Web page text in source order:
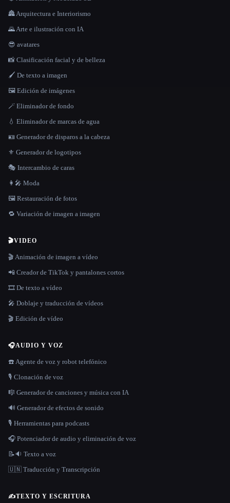
🏯 Arquitectura e Interiorismo
🌄 Arte e ilustración con IA
😎 avatares
📸 Clasificación facial y de belleza
🖌️ De texto a imagen
🖼️ Edición de imágenes
🪄 Eliminador de fondo
💧 Eliminador de marcas de agua
🪪 Generador de disparos a la cabeza
⚜️ Generador de logotipos
🎭 Intercambio de caras
👩‍🎤 Moda
🖼️ Restauración de fotos
🔁 Variación de imagen a imagen
🎬VIDEO
🎬 Animación de imagen a vídeo
📲 Creador de TikTok y pantalones cortos
🎞️ De texto a vídeo
🎤 Doblaje y traducción de vídeos
🎬 Edición de vídeo
🎧AUDIO Y VOZ
☎️ Agente de voz y robot telefónico
🎙️ Clonación de voz
🎼 Generador de canciones y música con IA
🔊 Generador de efectos de sonido
🎙️ Herramientas para podcasts
🎧 Potenciador de audio y eliminación de voz
📝🔉 Texto a voz
🇺🇳 Traducción y Transcripción
✍️TEXTO Y ESCRITURA